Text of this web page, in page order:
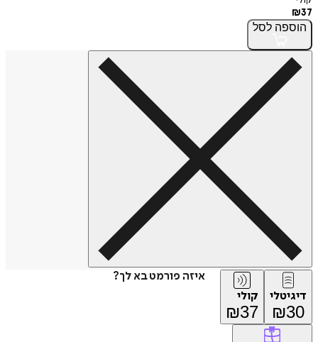
₪37
הוספה לסל
איזה פורמט בא לך?
דיגיטלי
₪30
קולי
₪37